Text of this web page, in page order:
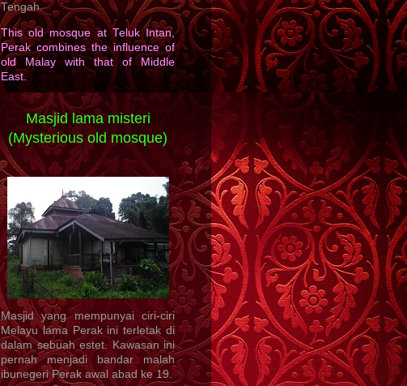
Tengah.
This old mosque at Teluk Intan,
Perak combines the influence of
old Malay with that of Middle
East.
Masjid lama misteri
(Mysterious old mosque)
Masjid yang mempunyai ciri-ciri
Melayu lama Perak ini terletak di
dalam sebuah estet. Kawasan ini
pernah menjadi bandar malah
ibunegeri Perak awal abad ke 19.